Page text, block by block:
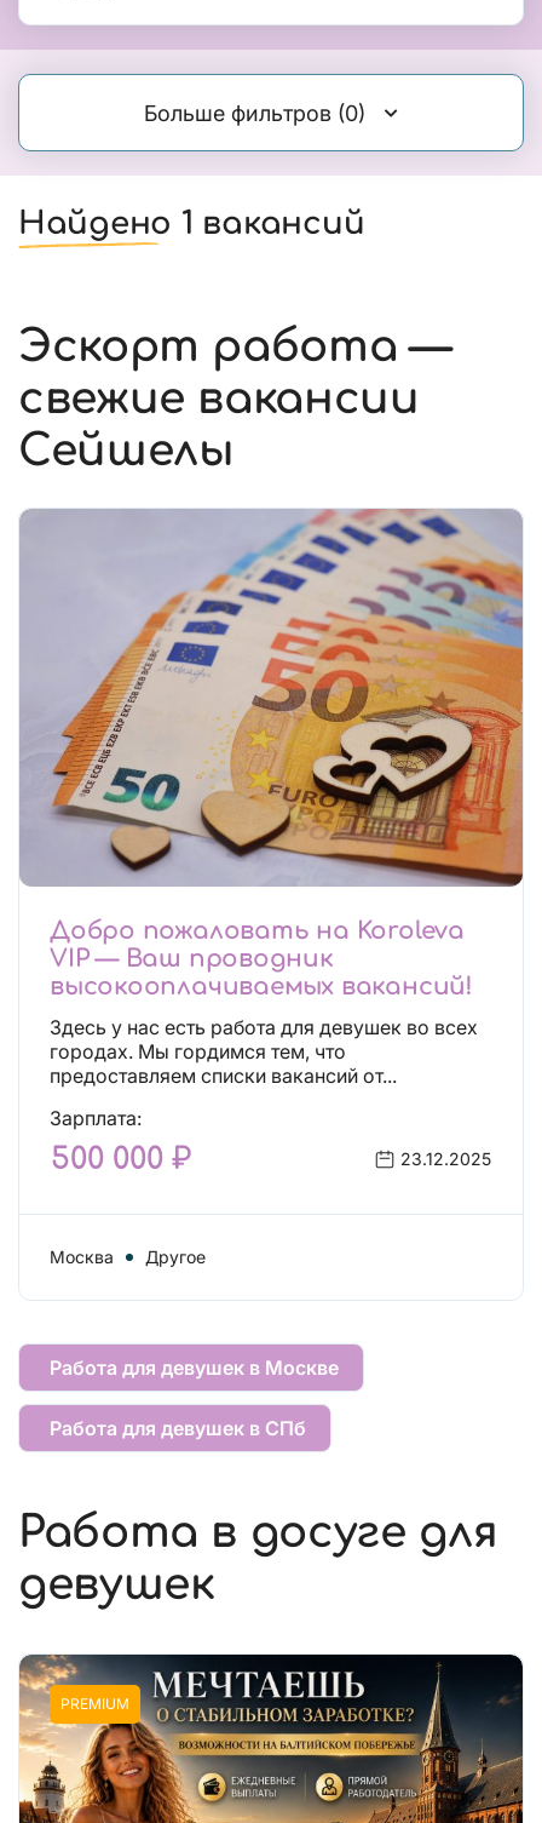
Больше фильтров (0)
Найдено 1 вакансий
Эскорт работа —
свежие вакансии
Сейшелы
Добро пожаловать на Koroleva
VIP — Ваш проводник
высокооплачиваемых вакансий!
Здесь у нас есть работа для девушек во всех
городах. Мы гордимся тем, что
предоставляем списки вакансий от...
Зарплата:
500 000 ₽ 23.12.2025
Москва Другое
Работа для девушек в Москве
Работа для девушек в СПб
Работа в досуге для
девушек
PREMIUM